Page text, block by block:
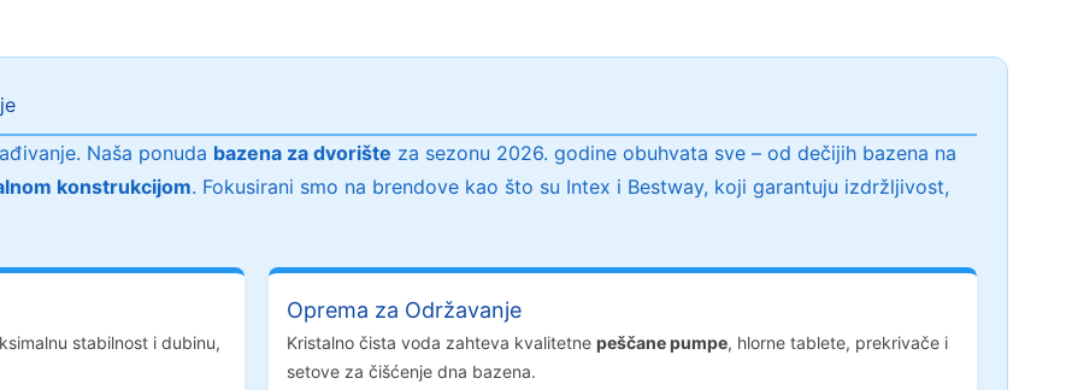
Naša ponuda bazena za dvorište za sezonu 2026. godine obuhvata sve – od dečijih bazena na
konstrukcijom. Fokusirani smo na brendove kao što su Intex i Bestway, koji garantuju izdržljivost,
stabilnost i dubinu,
Oprema za Održavanje
Kristalno čista voda zahteva kvalitetne peščane pumpe, hlorne tablete, prekrivače i
setove za čišćenje dna bazena.